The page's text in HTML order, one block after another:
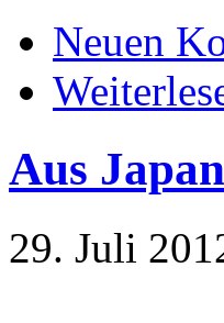
Neuen
Aus
29. Juli